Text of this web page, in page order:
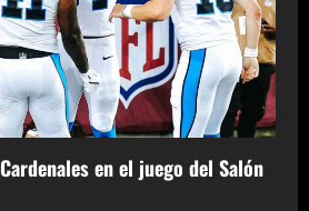
en el juego del Salón